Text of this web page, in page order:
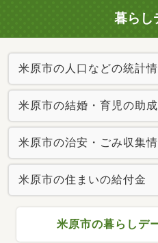
暮らし
米原市の人口などの統計
米原市の結婚・育児の助
米原市の治安・ごみ収集
米原市の住まいの給付金
米原市の暮らしデ